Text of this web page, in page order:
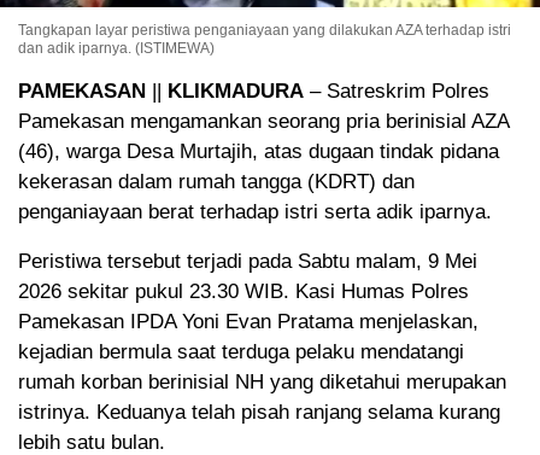
Tangkapan layar peristiwa penganiayaan yang dilakukan AZA terhadap istri
dan adik iparnya. (ISTIMEWA)
PAMEKASAN || KLIKMADURA – Satreskrim Polres
Pamekasan mengamankan seorang pria berinisial AZA
(46), warga Desa Murtajih, atas dugaan tindak pidana
kekerasan dalam rumah tangga (KDRT) dan
penganiayaan berat terhadap istri serta adik iparnya.
Peristiwa tersebut terjadi pada Sabtu malam, 9 Mei
2026 sekitar pukul 23.30 WIB. Kasi Humas Polres
Pamekasan IPDA Yoni Evan Pratama menjelaskan,
kejadian bermula saat terduga pelaku mendatangi
rumah korban berinisial NH yang diketahui merupakan
istrinya. Keduanya telah pisah ranjang selama kurang
lebih satu bulan.